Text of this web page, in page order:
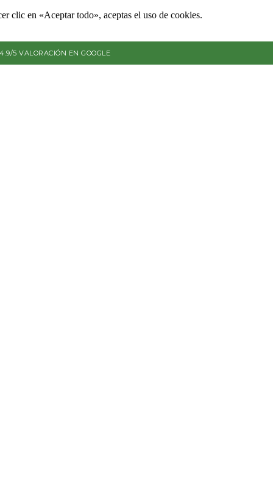
clic en «Aceptar todo», aceptas el uso de cookies.
4.9/5 VALORACIÓN EN GOOGLE